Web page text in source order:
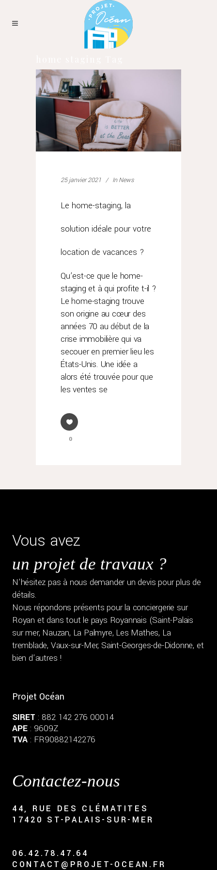
25 janvier 2021 In News
Le home-staging, la
solution idéale pour votre
location de vacances ?
Qu’est-ce que le home-
staging et à qui profite t-il ?
Le home-staging trouve
son origine au cœur des
années 70 au début de la
crise immobilière qui va
secouer en premier lieu les
États-Unis. Une idée a
alors été trouvée pour que
les ventes se
0
Vous avez
un projet de travaux ?
N’hésitez pas à nous demander un devis pour plus de
détails.
Nous répondons présents pour la conciergerie sur
Royan et dans tout le pays Royannais (Saint-Palais
sur mer, Nauzan, La Palmyre, Les Mathes, La
tremblade, Vaux-sur-Mer, Saint-Georges-de-Didonne, et
bien d’autres !
Projet Océan
SIRET : 882 142 276 00014
APE : 9609Z
TVA : FR90882142276
Contactez-nous
44, RUE DES CLÉMATITES
17420 ST-PALAIS-SUR-MER
06.42.78.47.64
CONTACT@PROJET-OCEAN.FR